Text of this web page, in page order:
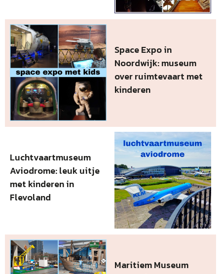
Space Expo in
Noordwijk: museum
over ruimtevaart met
kinderen
Luchtvaartmuseum
Aviodrome: leuk uitje
met kinderen in
Flevoland
Maritiem Museum